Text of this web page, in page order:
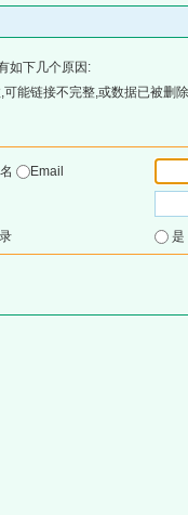
如下几个原因:
能链接不完整,或数据已被删
名
Email